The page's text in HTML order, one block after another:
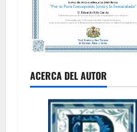
ACERCA DEL AUTOR